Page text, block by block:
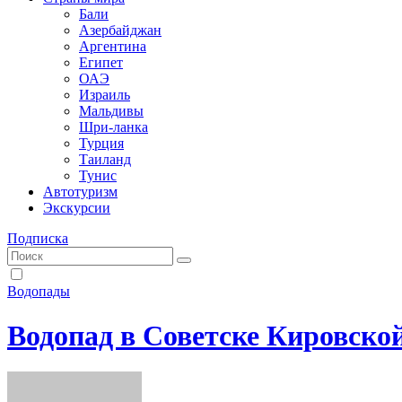
Бали
Азербайджан
Аргентина
Египет
ОАЭ
Израиль
Мальдивы
Шри-ланка
Турция
Таиланд
Тунис
Автотуризм
Экскурсии
Подписка
Водопады
Водопад в Советске